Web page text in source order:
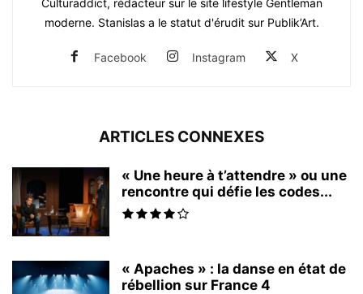
Culturaddict, rédacteur sur le site lifestyle Gentleman
moderne. Stanislas a le statut d'érudit sur Publik’Art.
Facebook Instagram X
ARTICLES CONNEXES
« Une heure à t’attendre » ou une
rencontre qui défie les codes...
« Apaches » : la danse en état de
rébellion sur France 4